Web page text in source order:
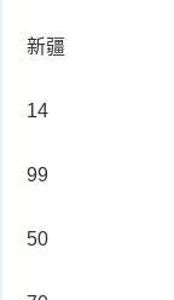
新疆
14
99
50